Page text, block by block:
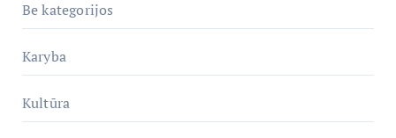
Be kategorijos
Karyba
Kultūra